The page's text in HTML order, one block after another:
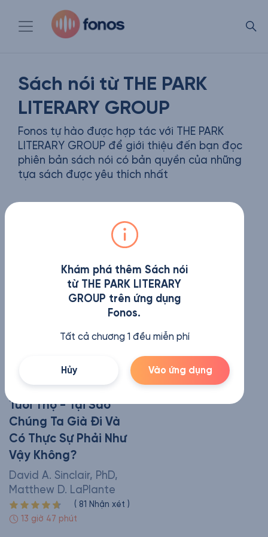
Sách nói từ THE PARK
LITERARY GROUP
Fonos tự hào được hợp tác với THE PARK
LITERARY GROUP để giới thiệu đến bạn đọc
phiên bản sách nói có bản quyền của những
tựa sách được yêu thích nhất
Tuổi Thọ - Tại Sao
Chúng Ta Già Đi Và
Có Thực Sự Phải Như
Vậy Không?
David A. Sinclair, PhD,
Matthew D. LaPlante
( 81 Nhận xét )
13 giờ 47 phút
Khám phá thêm Sách nói
từ THE PARK LITERARY
GROUP trên ứng dụng
Fonos.
Tất cả chương 1 đều miễn phí
Hủy Vào ứng dụng